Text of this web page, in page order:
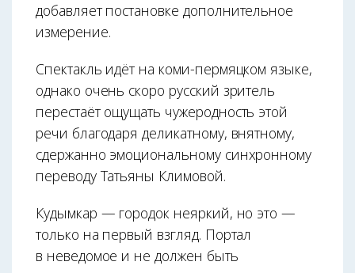
добавляет постановке дополнительное
измерение.
Спектакль идёт на коми-пермяцком языке,
однако очень скоро русский зритель
перестаёт ощущать чужеродность этой
речи благодаря деликатному, внятному,
сдержанно эмоцио­нальному синхронному
переводу Татьяны Климовой.
Кудымкар — городок неяркий, но это —
только на первый взгляд. Портал
в неведомое и не должен быть